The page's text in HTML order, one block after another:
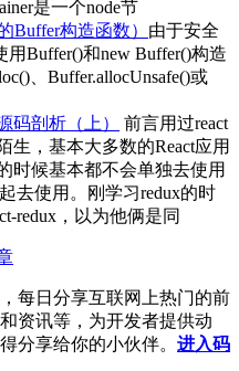
是一个node节
Buffer构造函数） 由于安全
Buffer()和new Buffer()构造
、Buffer.allocUnsafe()或
码剖析（上）
前言用过react
生，基本大多数的React应用
时候基本都不会单独去使用
去使用。刚学习redux的时
redux，以为他俩是同
，每日分享互联网上热门的前
资讯等，为开发者提供动
分享给你的小伙伴。 进入码